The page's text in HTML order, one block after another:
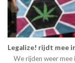
Legalize! rijdt mee
We rijden weer mee